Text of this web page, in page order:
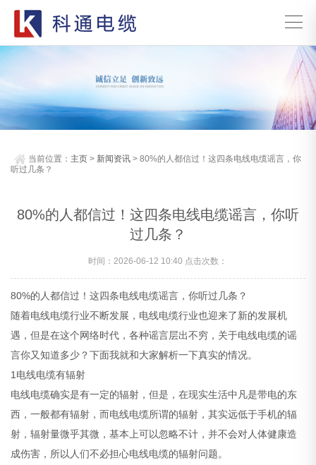
当前位置： 主页 > 新闻资讯 > 80%的人都信过！这四条电线电缆谣言，你
听过几条？
80%的人都信过！这四条电线电缆谣言，你听
过几条？
时间：2026-06-12 10:40 点击次数：
80%的人都信过！这四条电线电缆谣言，你听过几条？
随着电线电缆行业不断发展，电线电缆行业也迎来了新的发展机
遇，但是在这个网络时代，各种谣言层出不穷，关于电线电缆的谣
言你又知道多少？下面我就和大家解析一下真实的情况。
1电线电缆有辐射
电线电缆确实是有一定的辐射，但是，在现实生活中凡是带电的东
西，一般都有辐射，而电线电缆所谓的辐射，其实远低于手机的辐
射，辐射量微乎其微，基本上可以忽略不计，并不会对人体健康造
成伤害，所以人们不必担心电线电缆的辐射问题。